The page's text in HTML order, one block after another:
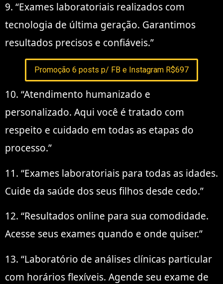
9. “Exames laboratoriais realizados com
tecnologia de última geração. Garantimos
resultados precisos e confiáveis.”
Promoção 6 posts p/ FB e Instagram R$697
10. “Atendimento humanizado e
personalizado. Aqui você é tratado com
respeito e cuidado em todas as etapas do
processo.”
11. “Exames laboratoriais para todas as idades.
Cuide da saúde dos seus filhos desde cedo.”
12. “Resultados online para sua comodidade.
Acesse seus exames quando e onde quiser.”
13. “Laboratório de análises clínicas particular
com horários flexíveis. Agende seu exame de